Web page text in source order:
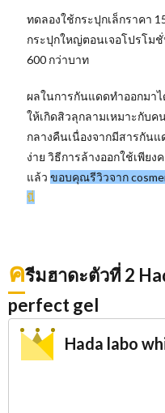
ทดลองใช้กระปุกเล็กราคา
กระปุกใหญ่ตอนเจอโปรโม
600 กว่าบาท
ผลในการกันแดดทำออกมา
ให้เกิดสิวลุกลามเหมาะกับ
กลางคืนเนื่องจากมีสารกัน
ง่าย วิธีการล้างออกใช้เพีย
แล้ว ขอบคุณรีวิวจาก
นี่
ครีมฮาดะตัวที่ 2
perfect gel
Hada labo